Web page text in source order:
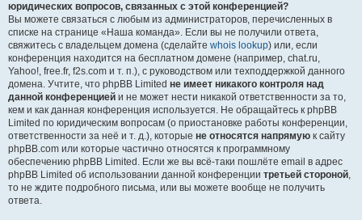
юридических вопросов, связанных с этой конференцией?
Вы можете связаться с любым из администраторов, перечисленных в
списке на странице «Наша команда». Если вы не получили ответа,
свяжитесь с владельцем домена (сделайте whois lookup) или, если
конференция находится на бесплатном домене (например, chat.ru,
Yahoo!, free.fr, f2s.com и т. п.), с руководством или техподдержкой данного
домена. Учтите, что phpBB Limited не имеет никакого контроля над
данной конференцией и не может нести никакой ответственности за то,
кем и как данная конференция используется. Не обращайтесь к phpBB
Limited по юридическим вопросам (о приостановке работы конференции,
ответственности за неё и т. д.), которые не относятся напрямую к сайту
phpBB.com или которые частично относятся к программному
обеспечению phpBB Limited. Если же вы всё-таки пошлёте email в адрес
phpBB Limited об использовании данной конференции третьей стороной,
то не ждите подробного письма, или вы можете вообще не получить
ответа.